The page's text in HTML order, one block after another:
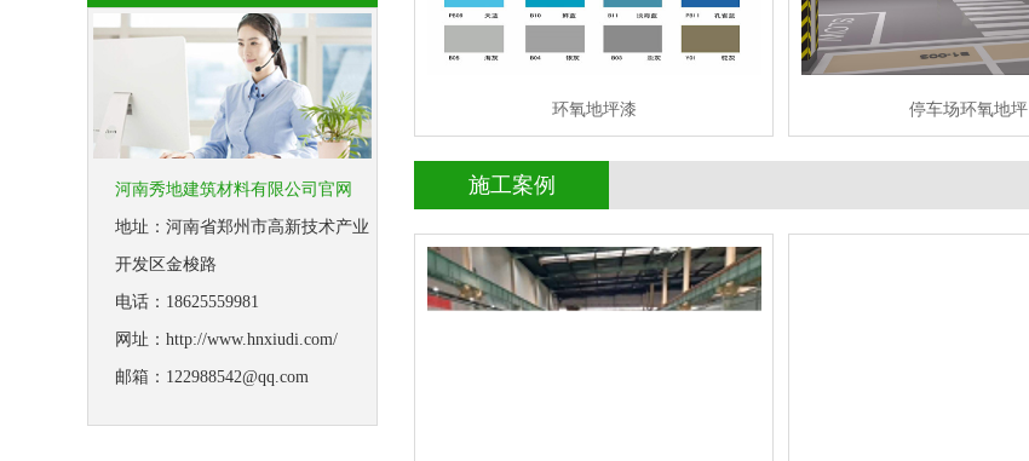
河南秀地建筑材料有限公司官网
地址：河南省郑州市高新技术产业
开发区金梭路
电话：18625559981
网址：http://www.hnxiudi.com/
邮箱：122988542@qq.com
环氧地坪漆 停车场环氧地坪
施工案例
郑州思念食品环氧自流平地
成功案例 南阳地下停车场无震动防滑
查看详情